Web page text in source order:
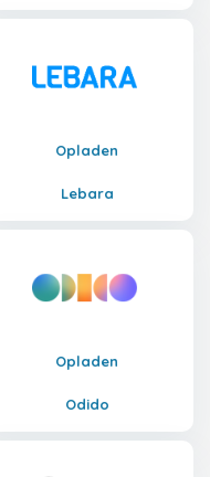
Opladen
Lebara
Opladen
Odido